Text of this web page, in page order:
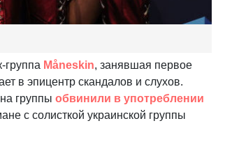
группа Måneskin, занявшая первое
в эпицентр скандалов и слухов.
группы обвинили в употреблении
с солисткой украинской группы